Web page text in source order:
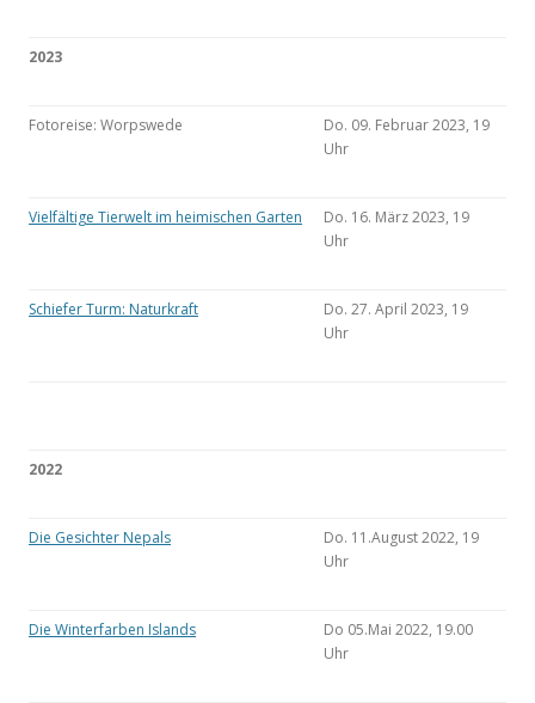
2023
Fotoreise: Worpswede
Do. 09. Februar 2023, 19
Uhr
Vielfältige Tierwelt im heimischen Garten
Do. 16. März 2023, 19
Uhr
Schiefer Turm: Naturkraft
Do. 27. April 2023, 19
Uhr
2022
Die Gesichter Nepals
Do. 11.August 2022, 19
Uhr
Die Winterfarben Islands
Do 05.Mai 2022, 19.00
Uhr